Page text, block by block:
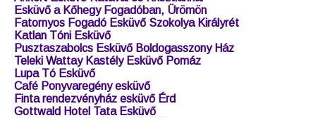
Nádas Pihenőpark Esküvő
Rókusfalvy Birtok Esküvő
Szigetszentmárton Mártoni Csárda Esküvő
Tordasi Csárda Esküvő
Trófea Grill Óbuda Esküvő
Budakalász Faluház Esküvő
Duna Garden Esküvő
Fóti Kastély Étterem Esküvő
Ankert Esküvő Katával és Krisztiánnal